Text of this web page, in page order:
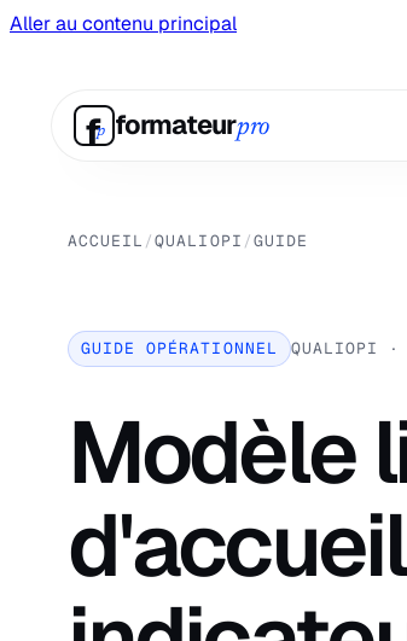
Aller au contenu principal
fp formateurpro
ACCUEIL /QUALIOPI /GUIDE
GUIDE OPÉRATIONNEL QUALIOPI ·
Modèle